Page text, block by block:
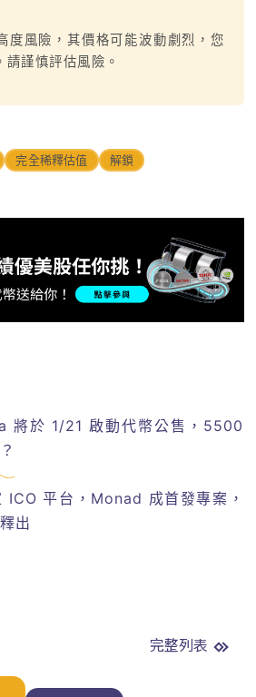
度風險，其價格可能波動劇烈，您
請謹慎評估風險。
完全稀釋估值 解鎖
將於 1/21 啟動代幣公售，5500
平台，Monad 成首發專案，
出
完整列表